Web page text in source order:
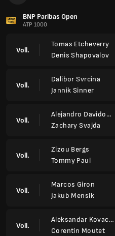
BNP Paribas Open
ATP 1000
Voll.
Tomas Etcheverry
Denis Shapovalov
Voll.
Dalibor Svrcina
Jannik Sinner
Voll.
Alejandro Davidovich Fokina
Zachary Svajda
Voll.
Zizou Bergs
Tommy Paul
Voll.
Marcos Giron
Jakub Mensik
Voll.
Aleksandar Kovacevic
Corentin Moutet